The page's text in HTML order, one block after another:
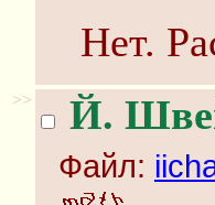
Нет.
>> Й.
Файл: